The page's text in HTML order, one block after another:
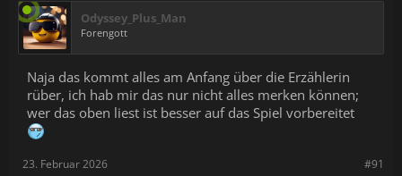
Odyssey_Plus_Man
Forengott
Naja das kommt alles am Anfang über die Erzählerin
rüber, ich hab mir das nur nicht alles merken können;
wer das oben liest ist besser auf das Spiel vorbereitet
#91
23. Februar 2026